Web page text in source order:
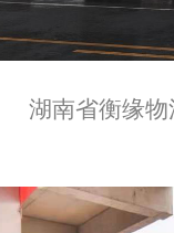
湖南省衡缘物